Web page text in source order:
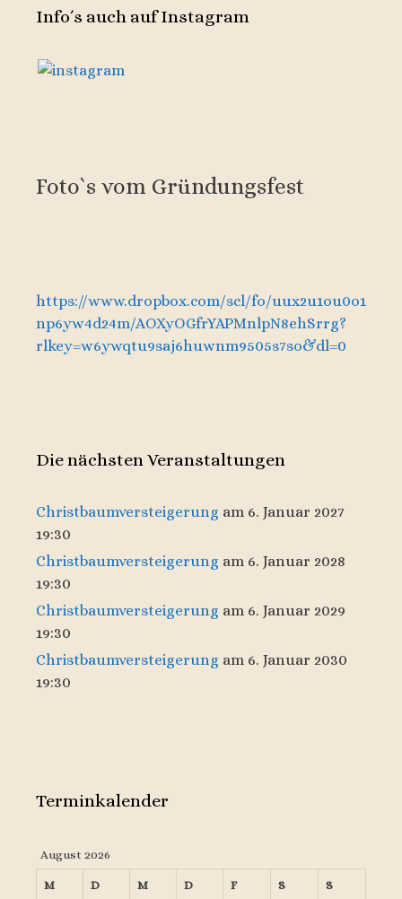
Info´s auch auf Instagram
Foto`s vom Gründungsfest
https://www.dropbox.com/scl/fo/uux2u1ou0o1
np6yw4d24m/AOXyOGfrYAPMnlpN8ehSrrg?
rlkey=w6ywqtu9saj6huwnm9505s7so&dl=0
Die nächsten Veranstaltungen
Christbaumversteigerung am 6. Januar 2027
19:30
Christbaumversteigerung am 6. Januar 2028
19:30
Christbaumversteigerung am 6. Januar 2029
19:30
Christbaumversteigerung am 6. Januar 2030
19:30
Terminkalender
August 2026
M D M D F S S